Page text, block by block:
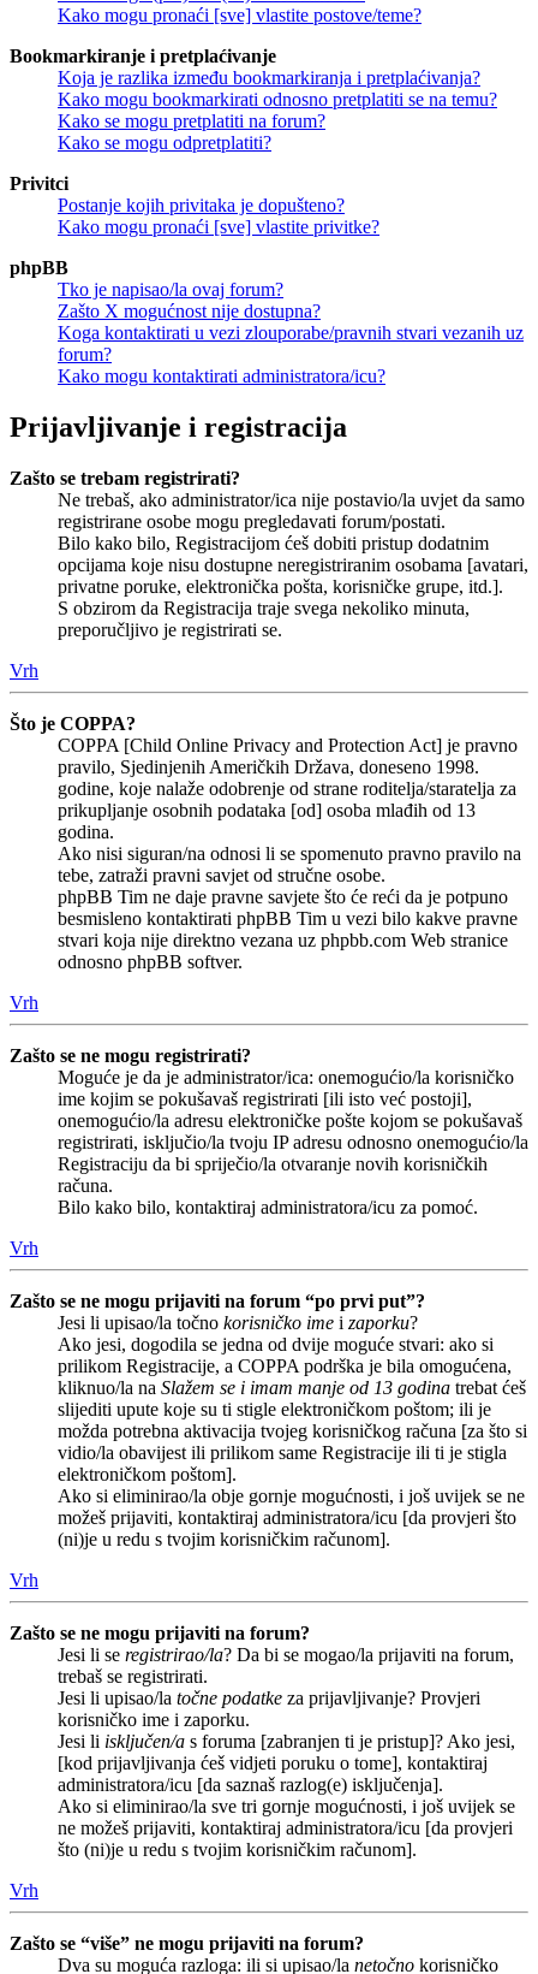
Kako mogu pronaći [sve] vlastite postove/teme?
Bookmarkiranje i pretplaćivanje
Koja je razlika između bookmarkiranja i pretplaćivanja?
Kako mogu bookmarkirati odnosno pretplatiti se na temu?
Kako se mogu pretplatiti na forum?
Kako se mogu odpretplatiti?
Privitci
Postanje kojih privitaka je dopušteno?
Kako mogu pronaći [sve] vlastite privitke?
phpBB
Tko je napisao/la ovaj forum?
Zašto X mogućnost nije dostupna?
Koga kontaktirati u vezi zlouporabe/pravnih stvari vezanih uz
forum?
Kako mogu kontaktirati administratora/icu?
Prijavljivanje i registracija
Zašto se trebam registrirati?
Ne trebaš, ako administrator/ica nije postavio/la uvjet da samo
registrirane osobe mogu pregledavati forum/postati.
Bilo kako bilo, Registracijom ćeš dobiti pristup dodatnim
opcijama koje nisu dostupne neregistriranim osobama [avatari,
privatne poruke, elektronička pošta, korisničke grupe, itd.].
S obzirom da Registracija traje svega nekoliko minuta,
preporučljivo je registrirati se.
Vrh
Što je COPPA?
COPPA [Child Online Privacy and Protection Act] je pravno
pravilo, Sjedinjenih Američkih Država, doneseno 1998.
godine, koje nalaže odobrenje od strane roditelja/staratelja za
prikupljanje osobnih podataka [od] osoba mlađih od 13
godina.
Ako nisi siguran/na odnosi li se spomenuto pravno pravilo na
tebe, zatraži pravni savjet od stručne osobe.
phpBB Tim ne daje pravne savjete što će reći da je potpuno
besmisleno kontaktirati phpBB Tim u vezi bilo kakve pravne
stvari koja nije direktno vezana uz phpbb.com Web stranice
odnosno phpBB softver.
Vrh
Zašto se ne mogu registrirati?
Moguće je da je administrator/ica: onemogućio/la korisničko
ime kojim se pokušavaš registrirati [ili isto već postoji],
onemogućio/la adresu elektroničke pošte kojom se pokušavaš
registrirati, isključio/la tvoju IP adresu odnosno onemogućio/la
Registraciju da bi spriječio/la otvaranje novih korisničkih
računa.
Bilo kako bilo, kontaktiraj administratora/icu za pomoć.
Vrh
Zašto se ne mogu prijaviti na forum “po prvi put”?
Jesi li upisao/la točno korisničko ime i zaporku?
Ako jesi, dogodila se jedna od dvije moguće stvari: ako si
prilikom Registracije, a COPPA podrška je bila omogućena,
kliknuo/la na Slažem se i imam manje od 13 godina trebat ćeš
slijediti upute koje su ti stigle elektroničkom poštom; ili je
možda potrebna aktivacija tvojeg korisničkog računa [za što si
vidio/la obavijest ili prilikom same Registracije ili ti je stigla
elektroničkom poštom].
Ako si eliminirao/la obje gornje mogućnosti, i još uvijek se ne
možeš prijaviti, kontaktiraj administratora/icu [da provjeri što
(ni)je u redu s tvojim korisničkim računom].
Vrh
Zašto se ne mogu prijaviti na forum?
Jesi li se registrirao/la? Da bi se mogao/la prijaviti na forum,
trebaš se registrirati.
Jesi li upisao/la točne podatke za prijavljivanje? Provjeri
korisničko ime i zaporku.
Jesi li isključen/a s foruma [zabranjen ti je pristup]? Ako jesi,
[kod prijavljivanja ćeš vidjeti poruku o tome], kontaktiraj
administratora/icu [da saznaš razlog(e) isključenja].
Ako si eliminirao/la sve tri gornje mogućnosti, i još uvijek se
ne možeš prijaviti, kontaktiraj administratora/icu [da provjeri
što (ni)je u redu s tvojim korisničkim računom].
Vrh
Zašto se “više” ne mogu prijaviti na forum?
Dva su moguća razloga: ili si upisao/la netočno korisničko